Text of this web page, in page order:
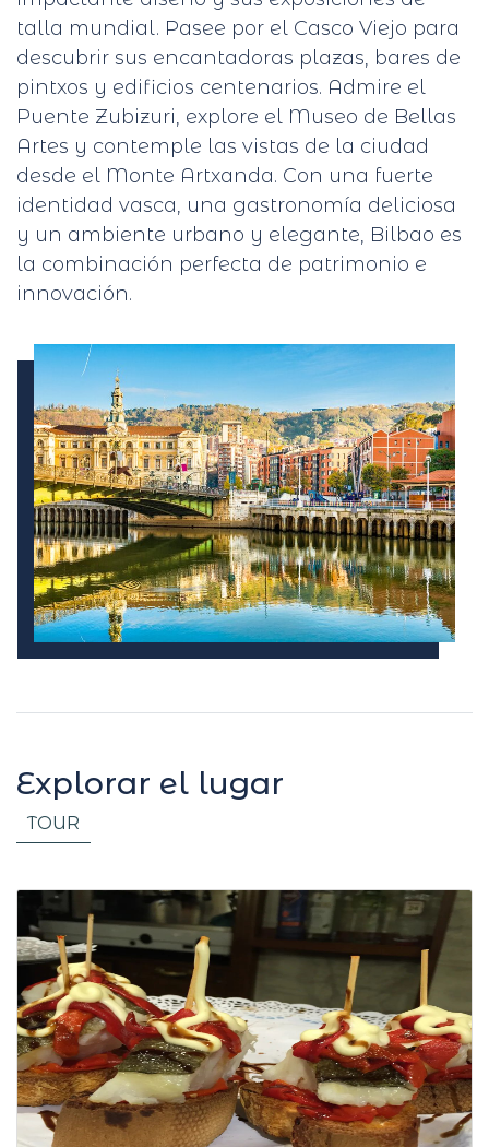
talla mundial. Pasee por el Casco Viejo para
descubrir sus encantadoras plazas, bares de
pintxos y edificios centenarios. Admire el
Puente Zubizuri, explore el Museo de Bellas
Artes y contemple las vistas de la ciudad
desde el Monte Artxanda. Con una fuerte
identidad vasca, una gastronomía deliciosa
y un ambiente urbano y elegante, Bilbao es
la combinación perfecta de patrimonio e
innovación.
Explorar el lugar
TOUR